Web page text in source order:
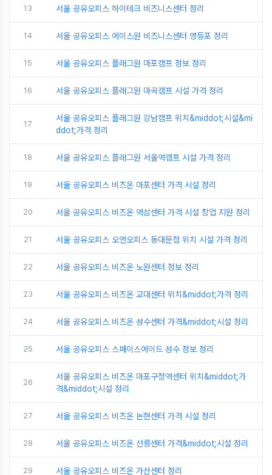
13 서울 공유오피스 하이테크 비즈니스센터 정리
14 서울 공유오피스 에이스원 비즈니스센터 영등포 정리
15 서울 공유오피스 플래그원 마포캠프 정보 정리
16 서울 공유오피스 플래그원 마곡캠프 시설 가격 정리
17
서울 공유오피스 플래그원 강남캠프 위치&middot;시설&mi
ddot;가격 정리
18 서울 공유오피스 플래그원 서울역캠프 시설 가격 정리
19 서울 공유오피스 비즈온 마포센터 가격 시설 정리
20 서울 공유오피스 비즈온 역삼센터 가격 시설 창업 지원 정리
21 서울 공유오피스 오엔오피스 동대문점 위치 시설 가격 정리
22 서울 공유오피스 비즈온 노원센터 정보 정리
23 서울 공유오피스 비즈온 교대센터 위치&middot;가격 정리
24 서울 공유오피스 비즈온 성수센터 가격&middot;시설 정리
25 서울 공유오피스 스페이스에이드 성수 정보 정리
26
서울 공유오피스 비즈온 마포구청역센터 위치&middot;가
격&middot;시설 정리
27 서울 공유오피스 비즈온 논현센터 가격 시설 정리
28 서울 공유오피스 비즈온 선릉센터 가격&middot;시설 정리
29 서울 공유오피스 비즈온 가산센터 정리